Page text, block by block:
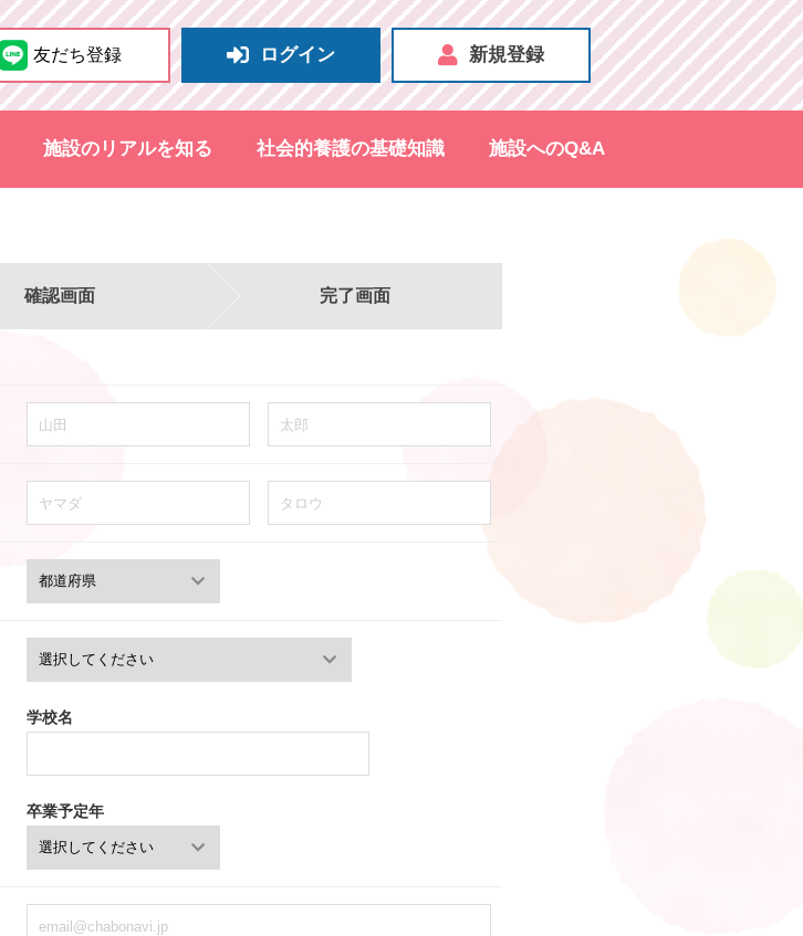
友だち登録 ログイン 新規登録
施設のリアルを知る 社会的養護の基礎知識 施設へのQ&A
確認画面 完了画面
学校名
卒業予定年